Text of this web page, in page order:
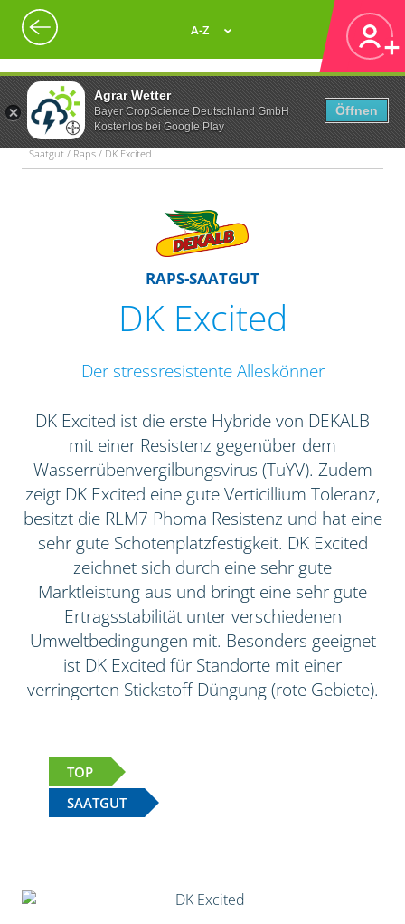
Agrar Wetter
Bayer CropScience Deutschland GmbH
Kostenlos bei Google Play
Öffnen
A-Z
Saatgut / Raps / DK Excited
RAPS-SAATGUT
DK Excited
Der stressresistente Alleskönner
DK Excited ist die erste Hybride von DEKALB
mit einer Resistenz gegenüber dem
Wasserrübenvergilbungsvirus (TuYV). Zudem
zeigt DK Excited eine gute Verticillium Toleranz,
besitzt die RLM7 Phoma Resistenz und hat eine
sehr gute Schotenplatzfestigkeit. DK Excited
zeichnet sich durch eine sehr gute
Marktleistung aus und bringt eine sehr gute
Ertragsstabilität unter verschiedenen
Umweltbedingungen mit. Besonders geeignet
ist DK Excited für Standorte mit einer
verringerten Stickstoff Düngung (rote Gebiete).
TOP
SAATGUT